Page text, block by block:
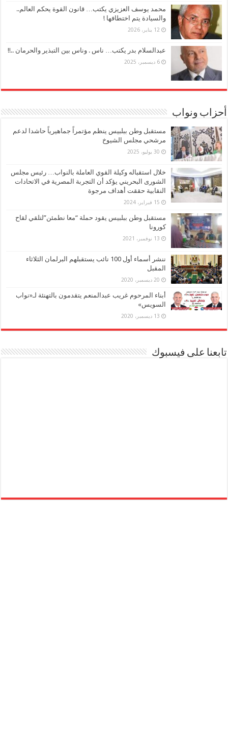
محمد يوسف العزيزي يكتب… قانون القوة يحكم العالم..
والسيادة يتم اختطافها !
12 يناير، 2026
عبدالسلام بدر يكتب… ناس . وناس بين التبذير والحرمان ..!!
6 ديسمبر، 2025
أحزاب ونواب
مستقبل وطن ببلبيس ينظم مؤتمراً جماهيرياً حاشدا لدعم
مرشحي مجلس الشيوخ
30 يوليو، 2025
خلال استقباله وكيلة القوي العاملة بالنواب… رئيس مجلس
الشورى البحريني يؤكد أن التجربة المصرية في الاتحادات
النقابية حققت أهداف مرجوة
15 فبراير، 2024
مستقبل وطن ببلبيس يقود حملة “معا نطمئن”لتلقي لقاح
كورونا
13 نوفمبر، 2021
ننشر أسماء أول 100 نائب يستقبلهم البرلمان الثلاثاء
المقبل
20 ديسمبر، 2020
أبناء المرحوم غريب عبدالمنعم يتقدمون بالتهنئة لـ«نواب
السويس»
13 ديسمبر، 2020
تابعنا على فيسبوك